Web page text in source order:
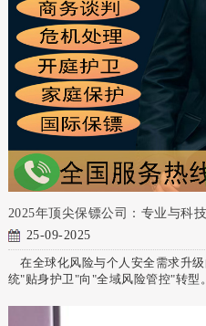
2025年顶尖保镖公司：专业与科
25-09-2025
在全球化风险与个人安全需求升
统"贴身护卫"向"全域风险管控"转型